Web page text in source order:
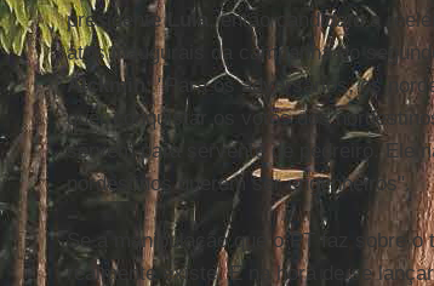
presidente Lula , então candidato à
atos inaugurais da campanha do
Alckmin
: "Para os adversários, os
quer conquistar os votos dos
servem para servente de pedreiro. Ele
nordestinos querem ser engenheiros".
Se a manipulação que o PT faz sobre
realmente existe. E na hora de se